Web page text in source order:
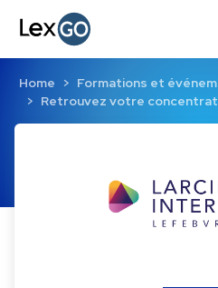
Home
Formations et
Retrouvez votre